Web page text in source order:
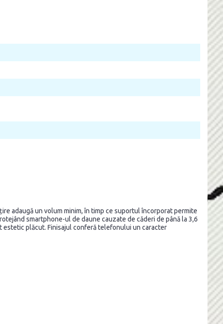
adaugă un volum minim, în timp ce suportul încorporat permite
smartphone-ul de daune cauzate de căderi de până la 3,6
estetic plăcut. Finisajul conferă telefonului un caracter